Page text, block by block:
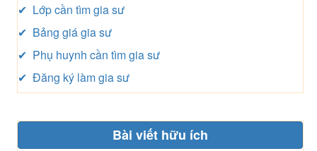
✔ Lớp cần tìm gia sư
✔ Bảng giá gia sư
✔ Phụ huynh cần tìm gia sư
✔ Đăng ký làm gia sư
Bài viết hữu ích